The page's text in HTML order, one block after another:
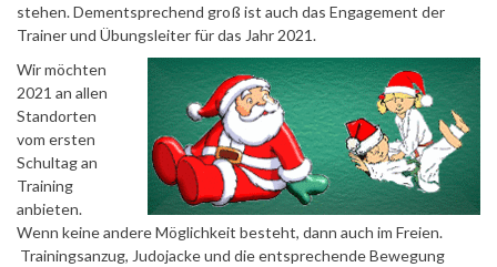
stehen. Dementsprechend groß ist auch das Engagement der
Trainer und Übungsleiter für das Jahr 2021.
Wir möchten
2021 an allen
Standorten
vom ersten
Schultag an
Training
anbieten.
Wenn keine andere Möglichkeit besteht, dann auch im Freien.
Trainingsanzug, Judojacke und die entsprechende Bewegung